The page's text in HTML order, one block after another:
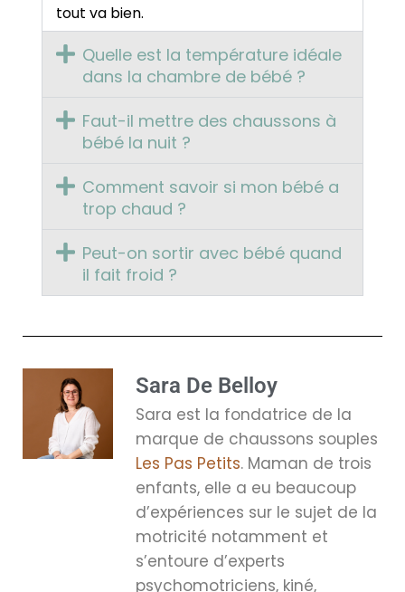
tout va bien.
Quelle est la température idéale
dans la chambre de bébé ?
Faut-il mettre des chaussons à
bébé la nuit ?
Comment savoir si mon bébé a
trop chaud ?
Peut-on sortir avec bébé quand
il fait froid ?
Sara De Belloy
Sara est la fondatrice de la
marque de chaussons souples
Les Pas Petits. Maman de trois
enfants, elle a eu beaucoup
d’expériences sur le sujet de la
motricité notamment et
s’entoure d’experts
psychomotriciens, kiné,